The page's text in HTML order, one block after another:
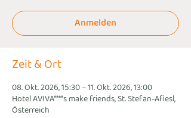
Anmelden
Zeit & Ort
08. Okt. 2026, 15:30 – 11. Okt. 2026, 13:00
Hotel AVIVA****s make friends, St. Stefan-Afiesl,
Österreich